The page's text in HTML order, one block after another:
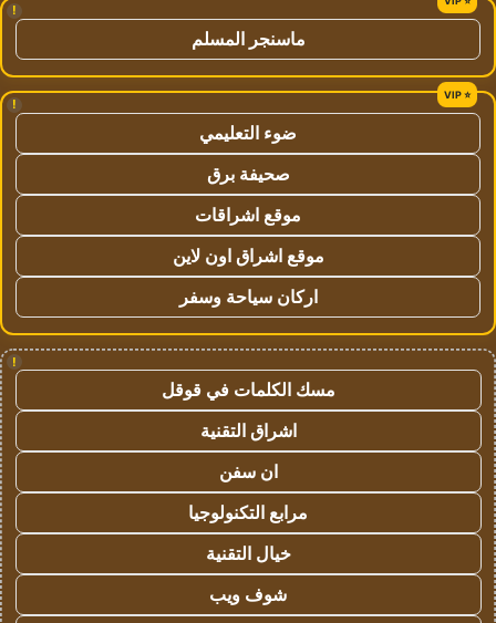
!
ماسنجر المسلم
!
ضوء التعليمي
صحيفة برق
موقع اشراقات
موقع اشراق اون لاين
اركان سياحة وسفر
!
مسك الكلمات في قوقل
اشراق التقنية
ان سفن
مرابع التكنولوجيا
خيال التقنية
شوف ويب